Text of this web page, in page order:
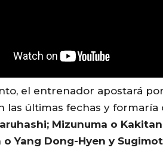
el entrenador apostará
las últimas fechas y formaría
Mizunuma o
o Yang Dong-Hyen y